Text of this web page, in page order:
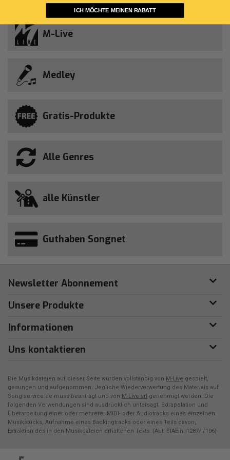
M-Live
Medley
Gratis-Produkte
Alle Genres
alle Künstler
Guthaben Songnet
Newsletter Abonnement
Unsere Produkte
Informationen
Uns kontaktieren
Die Musikdateien auf dieser Seite wurden vollständig von M-Live gespielt,
gesungen und aufgenommen. Jegliche Wiederverwertung des Materials auf
Song-service.de muss beantragt und von M-Live srl genehmigt werden. Die
folgenden Verwendungen sind ausdrücklich untersagt: Extrapolation und
Überarbeitung einer oder mehrerer MIDI- oder Audiotracks eines einzelnen
Musikstücks, Aufnahme eines Backingtracks oder eines Teils davon,
Extraktion des in den Musikdateien erhaltenen Texts. (Aut. SIAE n. 1287/I/106)
ICH MÖCHTE MEINEN RABATT